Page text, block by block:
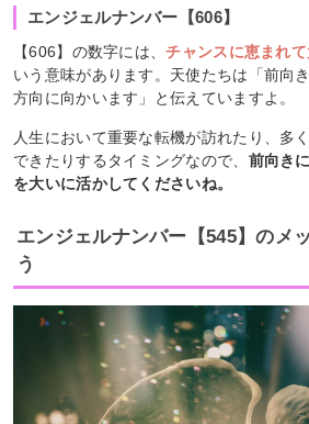
エンジェルナンバー【606】
【606】の数字には、チャンスに恵まれ
いう意味があります。天使たちは「前向
方向に向かいます」と伝えていますよ。
人生において重要な転機が訪れたり、多
できたりするタイミングなので、 前向き
を大いに活かしてくださいね。
エンジェルナンバー【545】のメ
う